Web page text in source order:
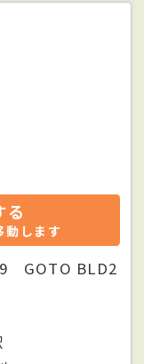
る
します
GOTO BLD2